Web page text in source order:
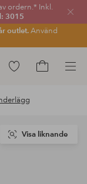
ordern.* Inkl.
3015
outlet.Använd
Gå
favoritmarkerade
produkter
Visa liknande